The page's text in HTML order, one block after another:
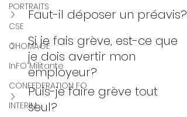
PORTRAITS
CSE
CHOMAGE
InFO Militante
CONFEDERATION FO
INTERIM
Faut-il déposer un préavis?
Si je fais grève, est-ce que
je dois avertir mon
employeur?
Puis-je faire grève tout
seul?